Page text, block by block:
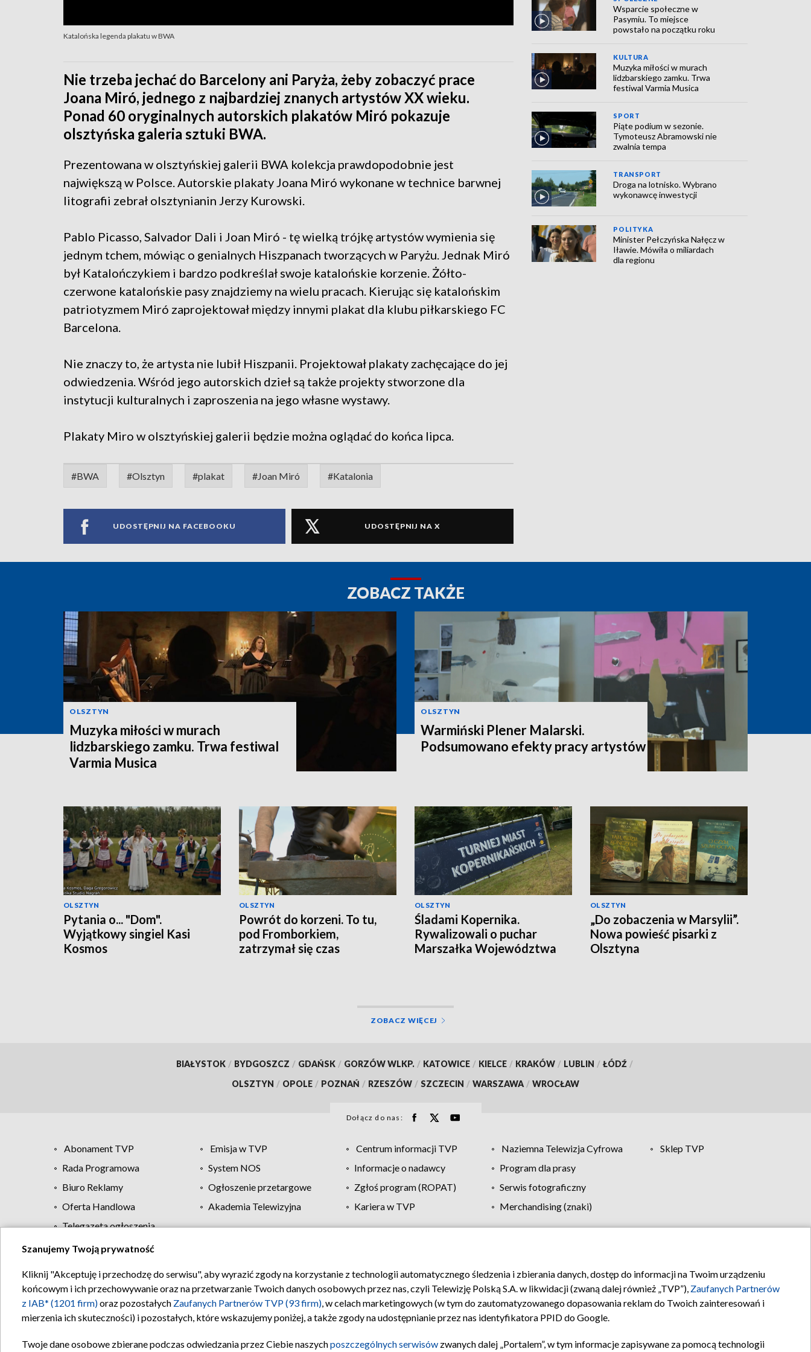
Katalońska legenda plakatu w BWA
Nie trzeba jechać do Barcelony ani Paryża, żeby zobaczyć prace
Joana Miró, jednego z najbardziej znanych artystów XX wieku.
Ponad 60 oryginalnych autorskich plakatów Miró pokazuje
olsztyńska galeria sztuki BWA.
Prezentowana w olsztyńskiej galerii BWA kolekcja prawdopodobnie jest
największą w Polsce. Autorskie plakaty Joana Miró wykonane w technice barwnej
litografii zebrał olsztynianin Jerzy Kurowski.
Pablo Picasso, Salvador Dali i Joan Miró - tę wielką trójkę artystów wymienia się
jednym tchem, mówiąc o genialnych Hiszpanach tworzących w Paryżu. Jednak Miró
był Katalończykiem i bardzo podkreślał swoje katalońskie korzenie. Żółto-
czerwone katalońskie pasy znajdziemy na wielu pracach. Kierując się katalońskim
patriotyzmem Miró zaprojektował między innymi plakat dla klubu piłkarskiego FC
Barcelona.
Nie znaczy to, że artysta nie lubił Hiszpanii. Projektował plakaty zachęcające do jej
odwiedzenia. Wśród jego autorskich dzieł są także projekty stworzone dla
instytucji kulturalnych i zaproszenia na jego własne wystawy.
Plakaty Miro w olsztyńskiej galerii będzie można oglądać do końca lipca.
#BWA #Olsztyn #plakat #Joan Miró #Katalonia
UDOSTĘPNIJ NA FACEBOOKU UDOSTĘPNIJ NA X
Wsparcie społeczne w
Pasymiu. To miejsce
powstało na początku roku
KULTURA
Muzyka miłości w murach
lidzbarskiego zamku. Trwa
festiwal Varmia Musica
SPORT
Piąte podium w sezonie.
Tymoteusz Abramowski nie
zwalnia tempa
TRANSPORT
Droga na lotnisko. Wybrano
wykonawcę inwestycji
POLITYKA
Minister Pełczyńska Nałęcz w
Iławie. Mówiła o miliardach
dla regionu
ZOBACZ TAKŻE
OLSZTYN
Muzyka miłości w murach
lidzbarskiego zamku. Trwa festiwal
Varmia Musica
OLSZTYN
Warmiński Plener Malarski.
Podsumowano efekty pracy artystów
OLSZTYN
Pytania o... "Dom".
Wyjątkowy singiel Kasi
Kosmos
OLSZTYN
Powrót do korzeni. To tu,
pod Fromborkiem,
zatrzymał się czas
OLSZTYN
Śladami Kopernika.
Rywalizowali o puchar
Marszałka Województwa
OLSZTYN
„Do zobaczenia w Marsylii”.
Nowa powieść pisarki z
Olsztyna
ZOBACZ WIĘCEJ
BIAŁYSTOK / BYDGOSZCZ / GDAŃSK / GORZÓW WLKP. / KATOWICE / KIELCE / KRAKÓW / LUBLIN / ŁÓDŹ /
OLSZTYN / OPOLE / POZNAŃ / RZESZÓW / SZCZECIN / WARSZAWA / WROCŁAW
Dołącz do nas:
Abonament TVP Emisja w TVP Centrum informacji TVP Naziemna Telewizja Cyfrowa
Sklep TVP
Rada Programowa
System NOS Informacje o nadawcy
Program dla prasy
Biuro Reklamy
Ogłoszenie przetargowe Zgłoś program (ROPAT)
Serwis fotograficzny
Oferta Handlowa
Akademia Telewizyjna Kariera w TVP
Merchandising (znaki)
Telegazeta ogłoszenia
Regulamin TVP Polityka prywatności Moje zgody Pomoc Biuro reklamy Kontakt
Szanujemy Twoją prywatność
Kliknij "Akceptuję i przechodzę do serwisu", aby wyrazić zgody na korzystanie z technologii automatycznego śledzenia i zbierania danych, dostęp do informacji na Twoim urządzeniu
końcowym i ich przechowywanie oraz na przetwarzanie Twoich danych osobowych przez nas, czyli Telewizję Polską S.A. w likwidacji (zwaną dalej również „TVP”), Zaufanych Partnerów
z IAB* (1201 firm)oraz pozostałych Zaufanych Partnerów TVP (93 firm), w celach marketingowych (w tym do zautomatyzowanego dopasowania reklam do Twoich zainteresowań i
mierzenia ich skuteczności) i pozostałych, które wskazujemy poniżej, a także zgody na udostępnianie przez nas identyfikatora PPID do Google.
Twoje dane osobowe zbierane podczas odwiedzania przez Ciebie naszychposzczególnych serwisów zwanych dalej „Portalem”, w tym informacje zapisywane za pomocą technologii